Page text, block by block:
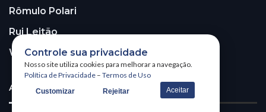
Rômulo Polari
Rui Leitão
Walter Santos
ASSINE A NOSSA NEWSLETTER!
Controle sua privacidade
Nosso site utiliza cookies para melhorar a navegação.
Política de Privacidade – Termos de Uso
Customizar Rejeitar Aceitar